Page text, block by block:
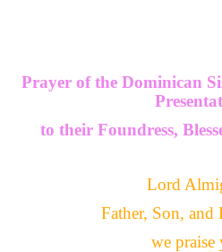
Prayer of the Dominican
to their Foundress,
Lord
Father, Son,
we praise